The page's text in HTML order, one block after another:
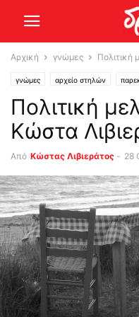
Αρχική γνώμες Πολιτική
γνώμες αρχείο στηλών
Πολιτική
Κώστα
Από Κώστας Λιβιεράτος - 28